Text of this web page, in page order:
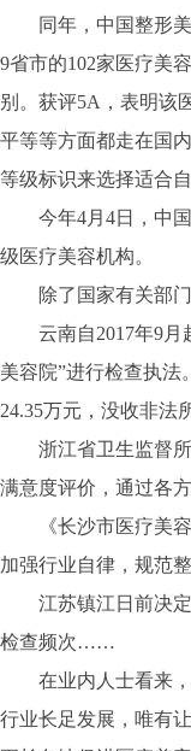
同年，中国整形美
9省市的102家医疗美
别。获评5A，表明该
平等等方面都走在国
等级标识来选择适合
今年4月4日，中国
级医疗美容机构。
除了国家有关部门
云南自2017年9月起
美容院”进行检查执法
24.35万元，没收非法
浙江省卫生监督所
满意度评价，通过各
《长沙市医疗美容
加强行业自律，规范
江苏镇江日前决定
检查频次……
在业内人士看来，
行业长足发展，唯有